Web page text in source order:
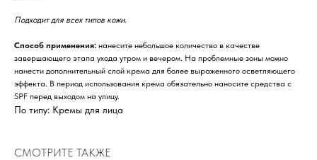
Подходит для всех типов кожи.
Способ применения: нанесите небольшое количество в качестве
завершающего этапа ухода утром и вечером. На проблемные зоны можно
нанести дополнительный слой крема для более выраженного осветляющего
эффекта. В период использования крема обязательно наносите средства с
SPF перед выходом на улицу.
По типу: Кремы для лица
СМОТРИТЕ ТАКЖЕ
+7 (999) 794-15-06
Пн-Вс с 10:00 до 19:00
Режим работы